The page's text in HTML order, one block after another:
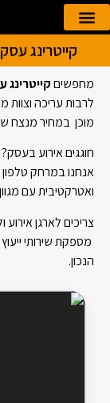
קייטרינג
מחפשיםקייטרינג
מוכן במחיר מנצח של החל מ-
חוגגים אירוע
אנחנו במרחק
ואטרקטיבית עם
צריכים לארגן
מספקת שירותי
הנכון.